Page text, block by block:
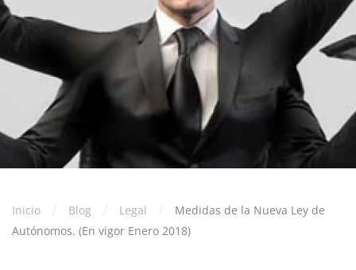
Inicio Blog Legal
Medidas de la Nueva Ley de
Autónomos. (En vigor Enero 2018)